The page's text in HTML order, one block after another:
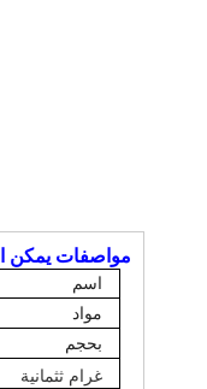
مواصفات يمكن
اسم
مواد
بحجم
غرام ثثمانية